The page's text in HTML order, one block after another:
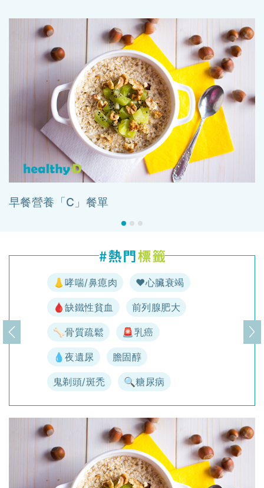
早餐營養「C」餐單
👃哮喘/鼻瘜肉 ♥️心臟衰竭
🩸缺鐵性貧血 前列腺肥大
🦴骨質疏鬆 🚨乳癌
💧夜遺尿 膽固醇
鬼剃頭/斑禿 🔍糖尿病
上一頁 下